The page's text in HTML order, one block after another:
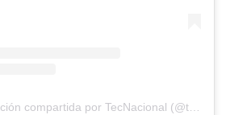
Una publicación compartida por TecNacional (@tecnacional)